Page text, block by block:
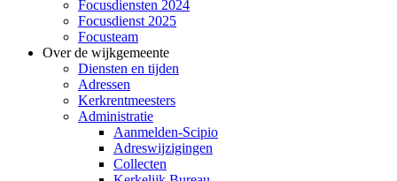
Focusdiensten 2024
Focusdienst 2025
Focusteam
Over de wijkgemeente
Diensten en tijden
Adressen
Kerkrentmeesters
Administratie
Aanmelden-Scipio
Adreswijzigingen
Collecten